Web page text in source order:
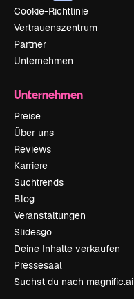
Cookie-Richtlinie
Vertrauenszentrum
Partner
Unternehmen
Unternehmen
Preise
Über uns
Reviews
Karriere
Suchtrends
Blog
Veranstaltungen
Slidesgo
Deine Inhalte verkaufen
Pressesaal
Suchst du nach magnific.ai